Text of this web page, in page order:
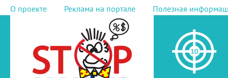
О проекте Реклама на портале Полезная